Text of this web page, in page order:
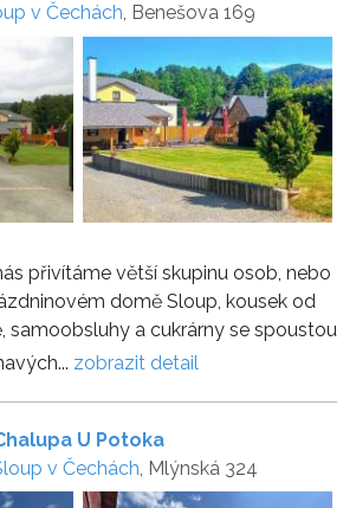
v Čechách, Benešova 169
přivítáme větší skupinu osob, nebo
domě Sloup, kousek od
samoobsluhy a cukrárny se spoustou
zobrazit detail
U Potoka
v Čechách , Mlýnská 324